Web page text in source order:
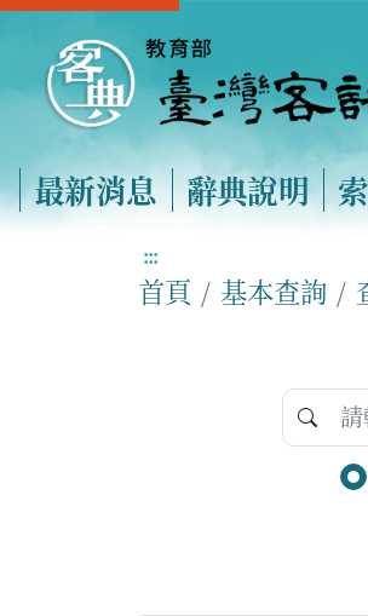
最新消息 辭典說明
:::
首頁 基本查詢